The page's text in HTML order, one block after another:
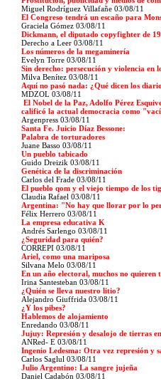
Miguel Rodríguez Villafañe 03/08/11
El Congreso tendrá un escaño para
Graciela Gómez 03/08/11
Dickmann, el diputado copyfighter de
Derecho a Leer 03/08/11
Los números de la megaminería
Evelyn Torre 03/08/11
Sin derecho: persecución y violencia en
Milva Benítez 03/08/11
Aquí no pasó nada: ¿Qué dicen los
MDZOL 03/08/11
El Nobel de la Paz, Adolfo Pérez
calificó la actual democracia como
Argenpress 03/08/11
Santa Fe. Juicio Díaz Bessone:
Palabra de torturadores
Juane Basso 03/08/11
Un pueblo tabicado
Guido Dreizik 03/08/11
Genética de la discriminación
Carlos del Frade 03/08/11
El pueblo qom y el viejo tiempo de los
Claudia Rafael 03/08/11
Argentina: "No hay que llorar por lo
Félix Herrero 03/08/11
La empresa educativa K
Andrés Sarlengo 03/08/11
¿Seguridad para quién?
CORREPI 03/08/11
Ariel, como una mariposa
Silvana Melo 03/08/11
En un año electoral, muchos no
Irina Santesteban 03/08/11
¿Quién se lleva nuestro litio?
Alejandro Giuffrida 03/08/11
¿Y los pibes?
Hablemos de alojamiento
Enredando 03/08/11
Jujuy: Represión y desalojo de tierras
ANRed- E 03/08/11
Ingenio Ledesma: Otra vez represión y
Carlos Saglul 03/08/11
Julio Argentino: La sangre jujeña
Daniel Cadabón 03/08/11